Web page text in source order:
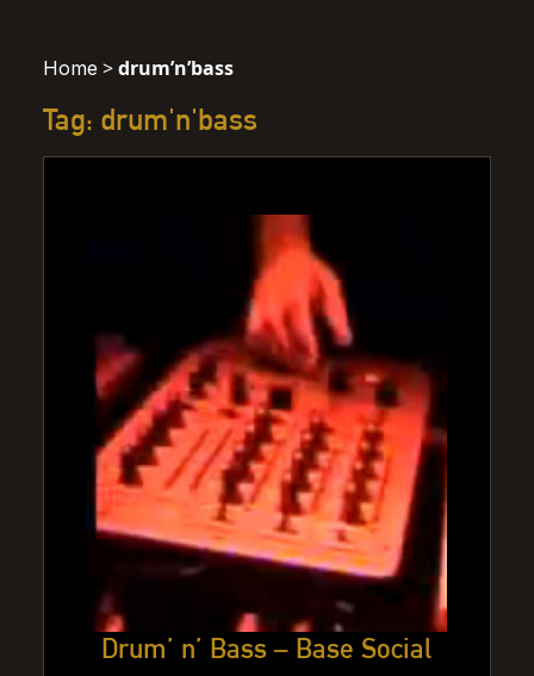
Home >drum’n’bass
Tag: drum'n'bass
Drum’ n’ Bass – Base Social